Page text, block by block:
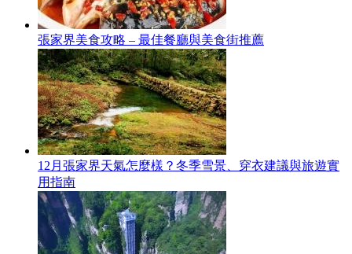
張家界美食攻略 – 最佳餐廳與美食街推薦
12月張家界天氣怎麼樣？冬季雪景、穿衣建議與旅遊實
用指南